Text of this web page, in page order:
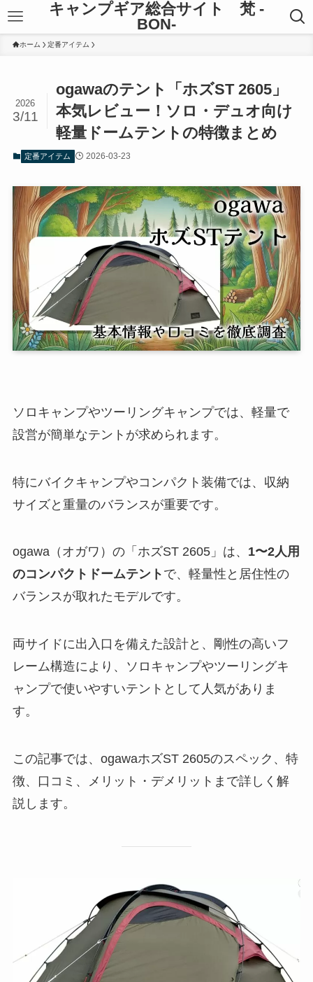
キャンプギア総合サイト 梵 -
BON-
ホーム 定番アイテム
ogawaのテント「ホズST 2605」
本気レビュー！ソロ・デュオ向け
軽量ドームテントの特徴まとめ
2026
3/11
定番アイテム 2026-03-23
ソロキャンプやツーリングキャンプでは、軽量で
設営が簡単なテントが求められます。
特にバイクキャンプやコンパクト装備では、収納
サイズと重量のバランスが重要です。
ogawa（オガワ）の「ホズST 2605」は、 1〜2人用
のコンパクトドームテント で、軽量性と居住性の
バランスが取れたモデルです。
両サイドに出入口を備えた設計と、剛性の高いフ
レーム構造により、ソロキャンプやツーリングキ
ャンプで使いやすいテントとして人気がありま
す。
この記事では、ogawaホズST 2605のスペック、特
徴、口コミ、メリット・デメリットまで詳しく解
説します。